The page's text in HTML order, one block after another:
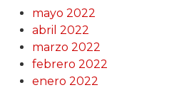
mayo 2022
abril 2022
marzo 2022
febrero 2022
enero 2022